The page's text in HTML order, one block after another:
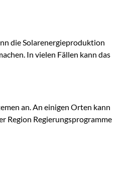
die Solarenergieproduktion
In vielen Fällen kann das
an. An einigen Orten kann
Region Regierungsprogramme